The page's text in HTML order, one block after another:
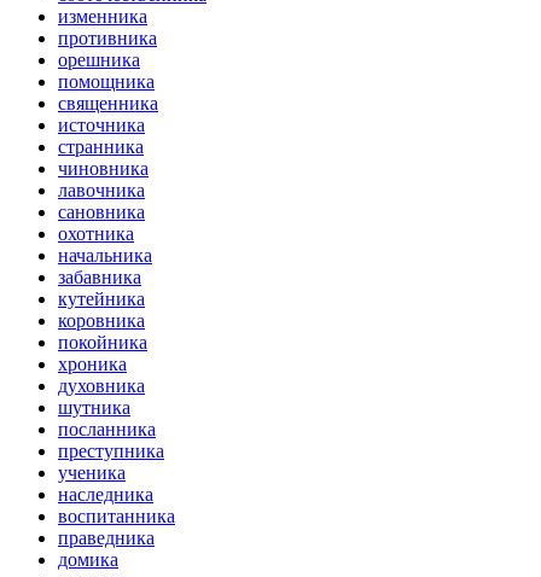
изменника
противника
орешника
помощника
священника
источника
странника
чиновника
лавочника
сановника
охотника
начальника
забавника
кутейника
коровника
покойника
хроника
духовника
шутника
посланника
преступника
ученика
наследника
воспитанника
праведника
домика